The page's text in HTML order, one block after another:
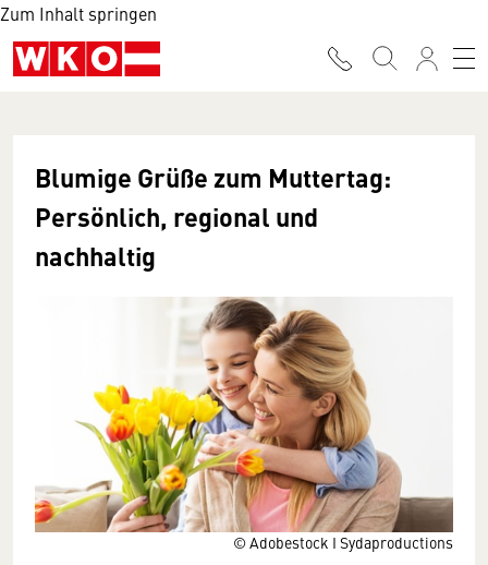
Zum Inhalt springen
© Adobestock I Sydaproductions
Blumige Grüße zum Muttertag:
Persönlich, regional und
nachhaltig